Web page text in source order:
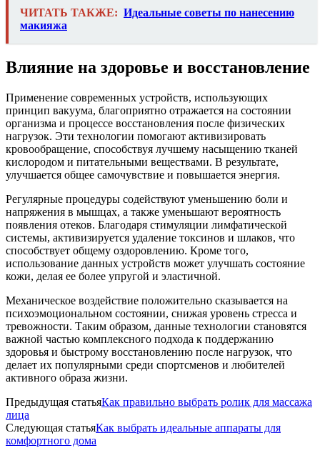
ЧИТАТЬ ТАКЖЕ: Идеальные советы по нанесению
макияжа
Влияние на здоровье и восстановление
Применение современных устройств, использующих
принцип вакуума, благоприятно отражается на состоянии
организма и процессе восстановления после физических
нагрузок. Эти технологии помогают активизировать
кровообращение, способствуя лучшему насыщению тканей
кислородом и питательными веществами. В результате,
улучшается общее самочувствие и повышается энергия.
Регулярные процедуры содействуют уменьшению боли и
напряжения в мышцах, а также уменьшают вероятность
появления отеков. Благодаря стимуляции лимфатической
системы, активизируется удаление токсинов и шлаков, что
способствует общему оздоровлению. Кроме того,
использование данных устройств может улучшать состояние
кожи, делая ее более упругой и эластичной.
Механическое воздействие положительно сказывается на
психоэмоциональном состоянии, снижая уровень стресса и
тревожности. Таким образом, данные технологии становятся
важной частью комплексного подхода к поддержанию
здоровья и быстрому восстановлению после нагрузок, что
делает их популярными среди спортсменов и любителей
активного образа жизни.
Предыдущая статьяКак правильно выбрать ролик для массажа
лица
Следующая статьяКак выбрать идеальные аппараты для
комфортного дома